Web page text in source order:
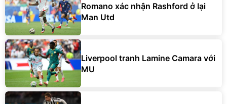
Romano xác nhận Rashford ở lại
Man Utd
Liverpool tranh Lamine Camara với
MU